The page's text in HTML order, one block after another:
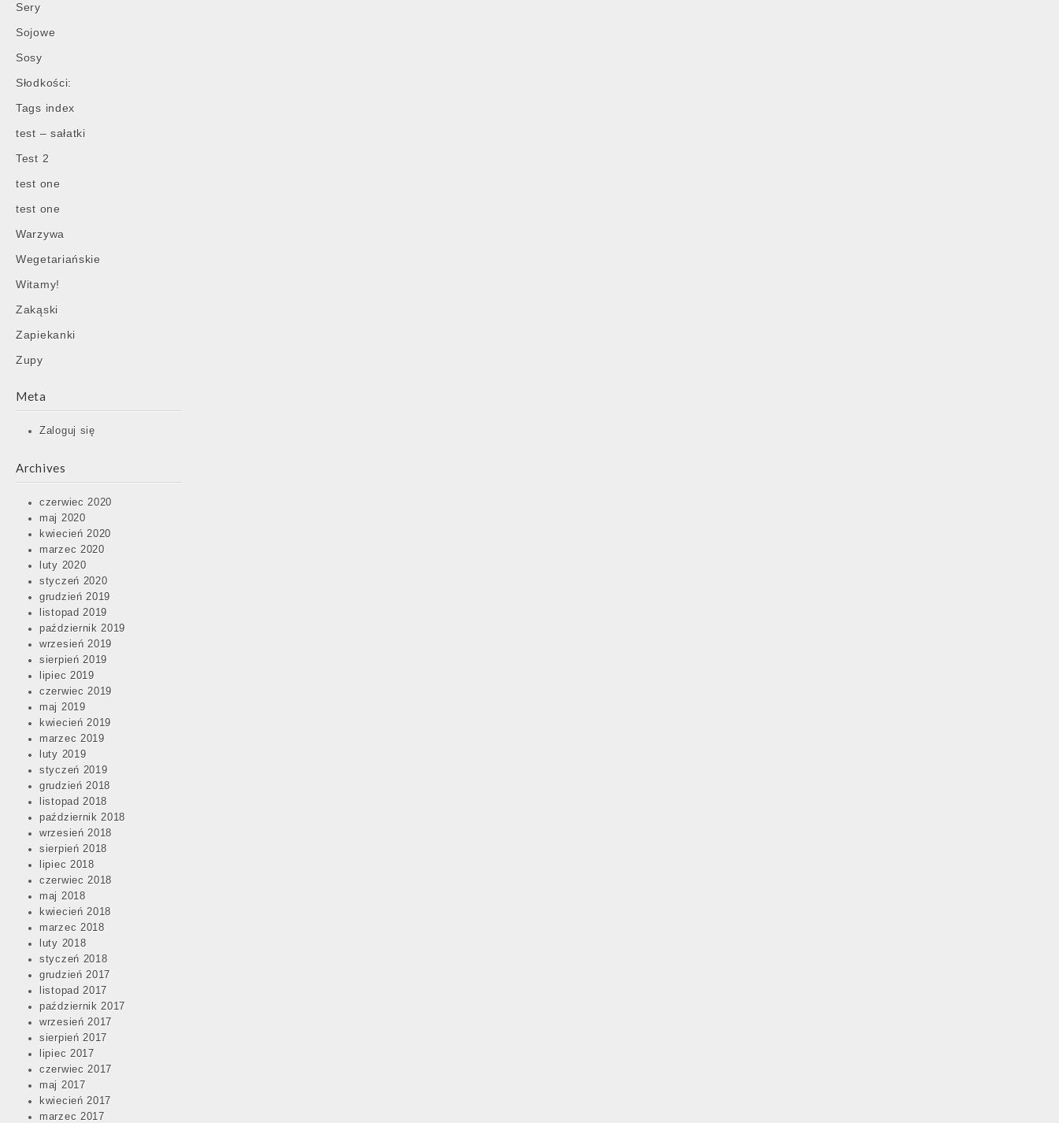
Sery
Sojowe
Sosy
Słodkości:
Tags index
test – sałatki
Test 2
test one
test one
Warzywa
Wegetariańskie
Witamy!
Zakąski
Zapiekanki
Zupy
Meta
Zaloguj się
Archives
czerwiec 2020
maj 2020
kwiecień 2020
marzec 2020
luty 2020
styczeń 2020
grudzień 2019
listopad 2019
październik 2019
wrzesień 2019
sierpień 2019
lipiec 2019
czerwiec 2019
maj 2019
kwiecień 2019
marzec 2019
luty 2019
styczeń 2019
grudzień 2018
listopad 2018
październik 2018
wrzesień 2018
sierpień 2018
lipiec 2018
czerwiec 2018
maj 2018
kwiecień 2018
marzec 2018
luty 2018
styczeń 2018
grudzień 2017
listopad 2017
październik 2017
wrzesień 2017
sierpień 2017
lipiec 2017
czerwiec 2017
maj 2017
kwiecień 2017
marzec 2017